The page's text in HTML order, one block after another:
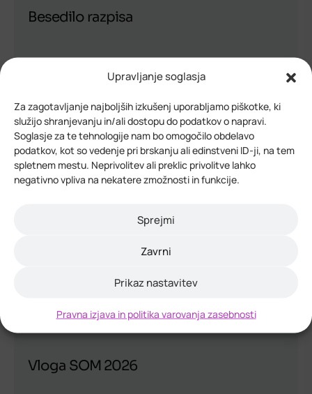
Upravljanje soglasja
Za zagotavljanje najboljših izkušenj uporabljamo piškotke, ki
služijo shranjevanju in/ali dostopu do podatkov o napravi.
Soglasje za te tehnologije nam bo omogočilo obdelavo
podatkov, kot so vedenje pri brskanju ali edinstveni ID-ji, na tem
spletnem mestu. Neprivolitev ali preklic privolitve lahko
negativno vpliva na nekatere zmožnosti in funkcije.
Sprejmi
Zavrni
Prikaz nastavitev
Pravna izjava in politika varovanja zasebnosti
Besedilo razpisa
Vloga SOM 2026